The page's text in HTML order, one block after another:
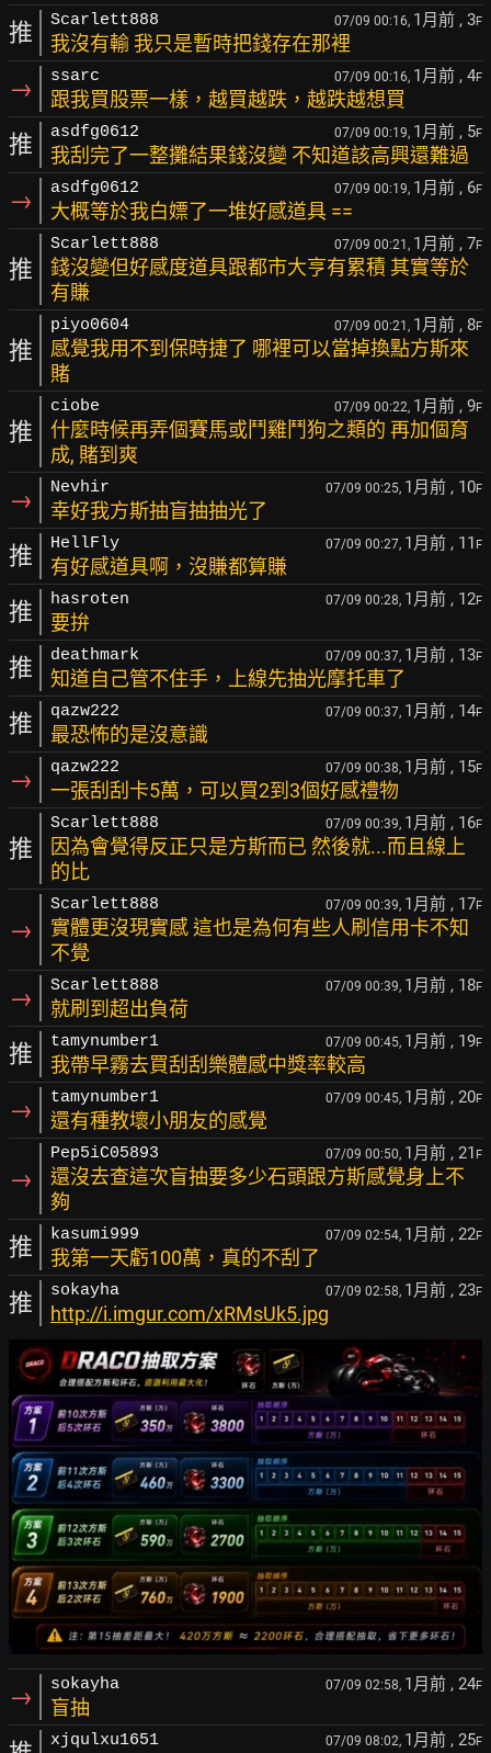
推 Scarlett888 07/09 00:16, 1月前 , 3F
我沒有輸 我只是暫時把錢存在那裡
→ ssarc 07/09 00:16, 1月前 , 4F
跟我買股票一樣，越買越跌，越跌越想買
推 asdfg0612 07/09 00:19, 1月前 , 5F
我刮完了一整攤結果錢沒變 不知道該高興還難過
→ asdfg0612 07/09 00:19, 1月前 , 6F
大概等於我白嫖了一堆好感道具 ==
推
Scarlett888 07/09 00:21, 1月前 , 7F
錢沒變但好感度道具跟都市大亨有累積 其實等於
有賺
推
piyo0604 07/09 00:21, 1月前 , 8F
感覺我用不到保時捷了 哪裡可以當掉換點方斯來
賭
推
ciobe 07/09 00:22, 1月前 , 9F
什麼時候再弄個賽馬或鬥雞鬥狗之類的 再加個育
成, 賭到爽
→ Nevhir 07/09 00:25, 1月前 , 10F
幸好我方斯抽盲抽抽光了
推 HellFly 07/09 00:27, 1月前 , 11 F
有好感道具啊，沒賺都算賺
推 hasroten 07/09 00:28, 1月前 , 12F
要拚
推 deathmark 07/09 00:37, 1月前 , 13F
知道自己管不住手，上線先抽光摩托車了
推 qazw222 07/09 00:37, 1月前 , 14F
最恐怖的是沒意識
→ qazw222 07/09 00:38, 1月前 , 15F
一張刮刮卡5萬，可以買2到3個好感禮物
推
Scarlett888 07/09 00:39, 1月前 , 16F
因為會覺得反正只是方斯而已 然後就...而且線上
的比
→
Scarlett888 07/09 00:39, 1月前 , 17F
實體更沒現實感 這也是為何有些人刷信用卡不知
不覺
→ Scarlett888 07/09 00:39, 1月前 , 18F
就刷到超出負荷
推 tamynumber1 07/09 00:45, 1月前 , 19F
我帶早霧去買刮刮樂體感中獎率較高
→ tamynumber1 07/09 00:45, 1月前 , 20F
還有種教壞小朋友的感覺
→
Pep5iC05893 07/09 00:50, 1月前 , 21 F
還沒去查這次盲抽要多少石頭跟方斯感覺身上不
夠
推 kasumi999 07/09 02:54, 1月前 , 22F
我第一天虧100萬，真的不刮了
推 sokayha 07/09 02:58, 1月前 , 23F
http://i.imgur.com/xRMsUk5.jpg
→ sokayha 07/09 02:58, 1月前 , 24F
盲抽
xjqulxu1651 07/09 08:02, 1月前 , 25F